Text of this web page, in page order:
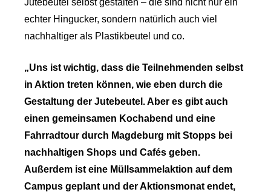
echter Hingucker, sondern natürlich auch viel
nachhaltiger als Plastikbeutel und co.
„Uns ist wichtig, dass die Teilnehmenden selbst
in Aktion treten können, wie eben durch die
Gestaltung der Jutebeutel. Aber es gibt auch
einen gemeinsamen Kochabend und eine
Fahrradtour durch Magdeburg mit Stopps bei
nachhaltigen Shops und Cafés geben.
Außerdem ist eine Müllsammelaktion auf dem
Campus geplant und der Aktionsmonat endet,